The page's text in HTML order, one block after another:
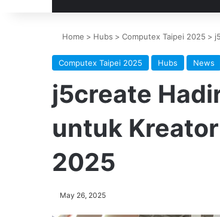
Home > Hubs > Computex Taipei 2025 >
Computex Taipei 2025 Hubs News
j5create
untuk
2025
May 26, 2025